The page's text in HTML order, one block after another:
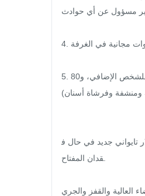
مسؤول عن أي حوادث.
4. إقامة الأطفال دون سن 6 سنوات مجانية في الغرفة.
5. في حال تجاوز عدد الضيوف الحد الأقصى المسموح به في الغرفة، سيتم احتساب 300 دولار تايواني جديد للشخص الإضافي، و80
ومنشفة وفرشاة أسنان).
فقط لكل غرفة. يُرجى الاحتفاظ به في مكان آمن. سيتم فرض رسوم قدرها ٥٠٠ دولار تايواني جديد في حال ف
قدان المفتاح.
العالية والقفز والجري.